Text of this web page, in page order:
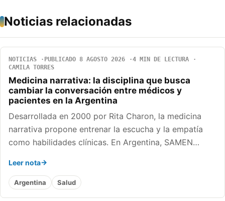
Noticias relacionadas
NOTICIAS PUBLICADO 8 AGOSTO 2026
4 MIN DE LECTURA
CAMILA TORRES
Medicina narrativa: la disciplina que busca
cambiar la conversación entre médicos y
pacientes en la Argentina
Desarrollada en 2000 por Rita Charon, la medicina
narrativa propone entrenar la escucha y la empatía
como habilidades clínicas. En Argentina, SAMEN…
Leer nota
Argentina Salud